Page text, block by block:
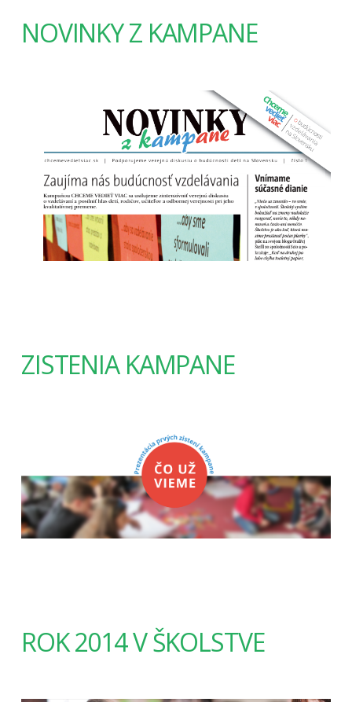
NOVINKY Z KAMPANE
ZISTENIA KAMPANE
ROK 2014 V ŠKOLSTVE